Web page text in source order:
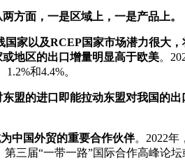
方面，一是区域上，一是产品上。
家以及RCEP国家市场潜力很大
地区的出口增量明显高于欧美。
和4.4%。
盟的进口即能拉动东盟对我国的出
中国外贸的重要合作伙伴。2022年
三届“一带一路”国际合作高峰论